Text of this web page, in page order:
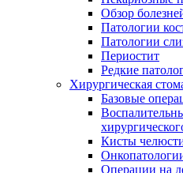
Обзор
Патологии
Патологии
Периостит
Редкие
Хирургическая
Базовые
Кисты
Операции на